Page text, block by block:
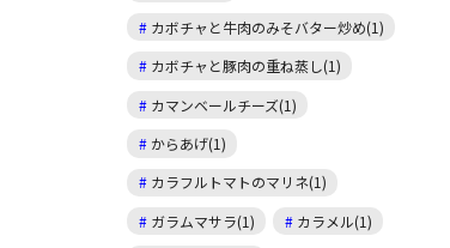
カボチャと牛肉のみそバター炒め(1)
カボチャと豚肉の重ね蒸し(1)
カマンベールチーズ(1)
からあげ(1)
カラフルトマトのマリネ(1)
ガラムマサラ(1)
カラメル(1)